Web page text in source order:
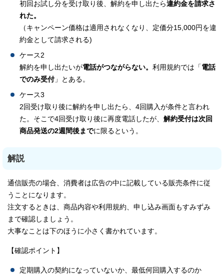
初回お試し分を受け取り後、解約を申し出たら違約金を請求さ
れた。
（キャンペーン価格は適用されなくなり、定価分15,000円を違
約金として請求される)
ケース2
解約を申し出たいが電話がつながらない。 利用規約では「 電話
でのみ受付」とある。
ケース3
2回受け取り後に解約を申し出たら、4回購入が条件と言われ
た。そこで4回受け取り後に再度電話したが、 解約受付は次回
商品発送の2週間後までに限るという。
解説
通信販売の場合、消費者は広告の中に記載している販売条件に従
うことになります。
注文するときは、商品内容や利用規約、申し込み画面もすみずみ
まで確認しましょう。
大事なことは下のほうに小さく書かれています。
【確認ポイント】
定期購入の契約になっていないか、最低何回購入するのか